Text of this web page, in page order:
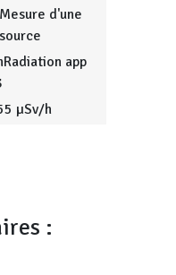
Mesure d'une
source
app
µSv/h
: